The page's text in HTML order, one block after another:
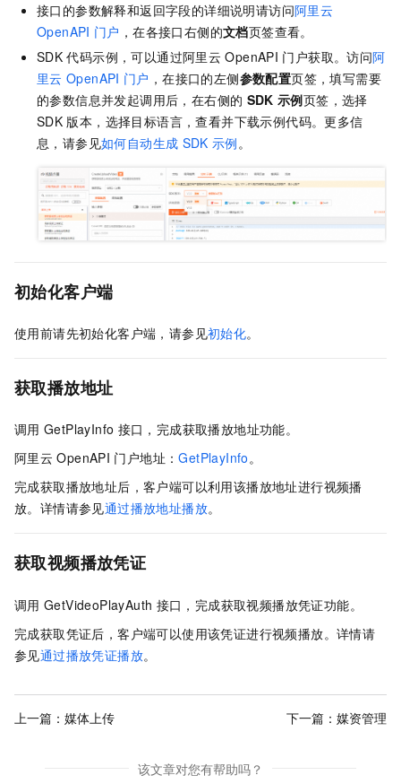
接口的参数解释和返回字段的详细说明请访问阿里云
OpenAPI 门户 ，在各接口右侧的文档页签查看。
SDK 代码示例，可以通过阿里云 OpenAPI 门户获取。访问阿
里云 OpenAPI 门户 ，在接口的左侧参数配置页签，填写需要
的参数信息并发起调用后，在右侧的 SDK 示例页签，选择
SDK 版本，选择目标语言，查看并下载示例代码。更多信
息，请参见如何自动生成 SDK 示例。
初始化客户端
使用前请先初始化客户端，请参见初始化。
获取播放地址
调用 GetPlayInfo 接口，完成获取播放地址功能。
阿里云 OpenAPI 门户地址：GetPlayInfo。
完成获取播放地址后，客户端可以利用该播放地址进行视频播
放。详情请参见通过播放地址播放。
获取视频播放凭证
调用 GetVideoPlayAuth 接口，完成获取视频播放凭证功能。
完成获取凭证后，客户端可以使用该凭证进行视频播放。详情请
参见通过播放凭证播放。
上一篇： 媒体上传 下一篇： 媒资管理
该文章对您有帮助吗？